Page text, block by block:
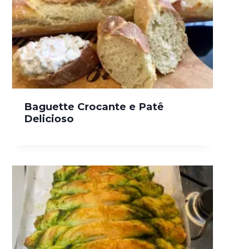
Baguette Crocante e Patê
Delicioso